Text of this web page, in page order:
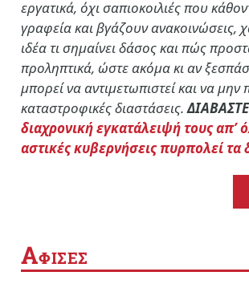
εργατικά, όχι σαπιοκοιλιές που
γραφεία και βγάζουν ανακοινώσεις,
ιδέα τι σημαίνει δάσος και πώς
προληπτικά, ώστε ακόμα κι αν
μπορεί να αντιμετωπιστεί και να μην
καταστροφικές διαστάσεις.
διαχρονική εγκατάλειψή τους απ’
αστικές κυβερνήσεις πυρπολεί τα
ΑΦΙΣΕΣ